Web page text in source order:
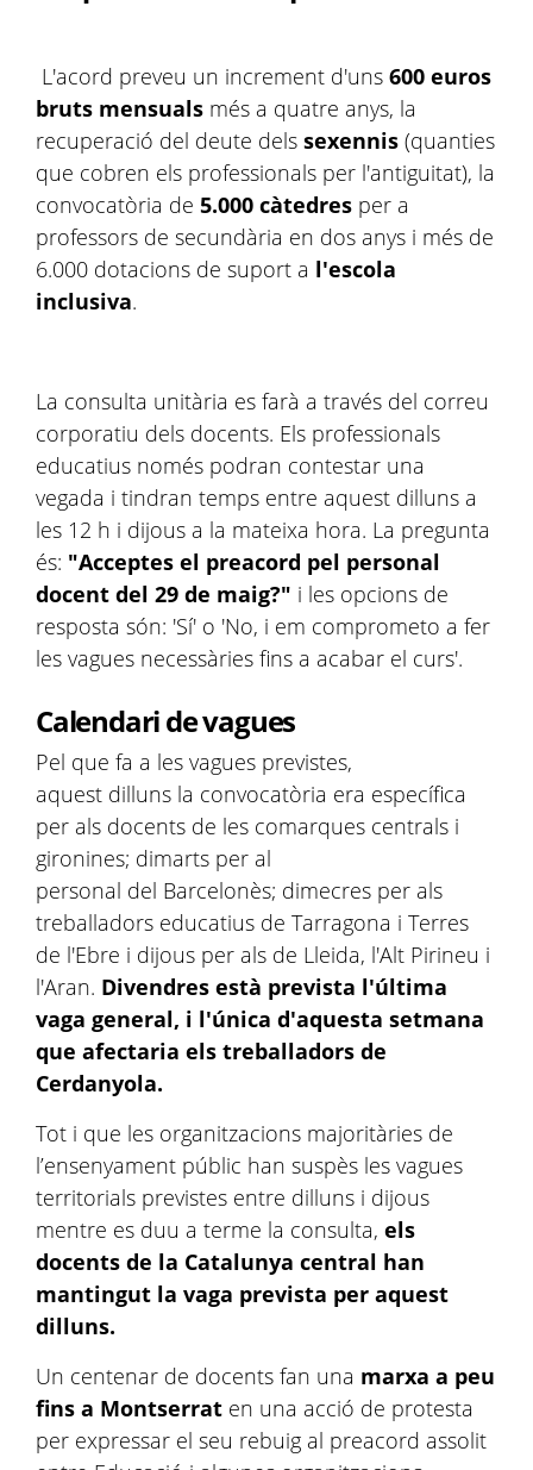
L'acord preveu un increment d'uns 600 euros
bruts mensuals més a quatre anys, la
recuperació del deute dels sexennis (quanties
que cobren els professionals per l'antiguitat), la
convocatòria de 5.000 càtedres per a
professors de secundària en dos anys i més de
6.000 dotacions de suport a l'escola
inclusiva.
La consulta unitària es farà a través del correu
corporatiu dels docents. Els professionals
educatius només podran contestar una
vegada i tindran temps entre aquest dilluns a
les 12 h i dijous a la mateixa hora. La pregunta
és: "Acceptes el preacord pel personal
docent del 29 de maig?" i les opcions de
resposta són: 'Sí' o '⁠No, i em comprometo a fer
les vagues necessàries fins a acabar el curs'.
Calendari de vagues
Pel que fa a les vagues previstes,
aquest dilluns la convocatòria era específica
per als docents de les comarques centrals i
gironines; dimarts per al
personal del Barcelonès; dimecres per als
treballadors educatius de Tarragona i Terres
de l'Ebre i dijous per als de Lleida, l'Alt Pirineu i
l'Aran. Divendres està prevista l'última
vaga general, i l'única d'aquesta setmana
que afectaria els treballadors de
Cerdanyola.
Tot i que les organitzacions majoritàries de
l’ensenyament públic han suspès les vagues
territorials previstes entre dilluns i dijous
mentre es duu a terme la consulta, els
docents de la Catalunya central han
mantingut la vaga prevista per aquest
dilluns.
Un centenar de docents fan una marxa a peu
fins a Montserrat en una acció de protesta
per expressar el seu rebuig al preacord assolit